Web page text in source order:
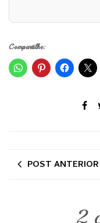
Compartilhe:
POST ANTERIOR
2